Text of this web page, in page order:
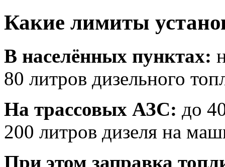
Какие лимиты
В населённых пунктах:
80 литров дизельного
На трассовых АЗС: до
200 литров дизеля на
При этом заправка